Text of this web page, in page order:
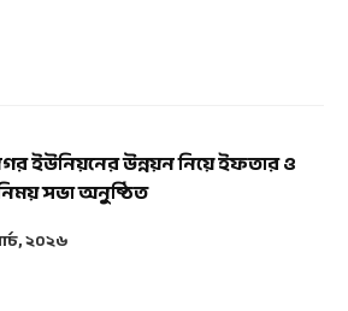
ইউনিয়নের উন্নয়ন নিয়ে ইফতার ও
সভা অনুষ্ঠিত
২০২৬